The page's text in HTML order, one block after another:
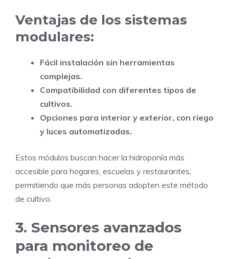
Ventajas de los sistemas
modulares:
Fácil instalación sin herramientas
complejas.
Compatibilidad con diferentes tipos de
cultivos.
Opciones para interior y exterior, con riego
y luces automatizadas.
Estos módulos buscan hacer la hidroponía más
accesible para hogares, escuelas y restaurantes,
permitiendo que más personas adopten este método
de cultivo.
3. Sensores avanzados
para monitoreo de